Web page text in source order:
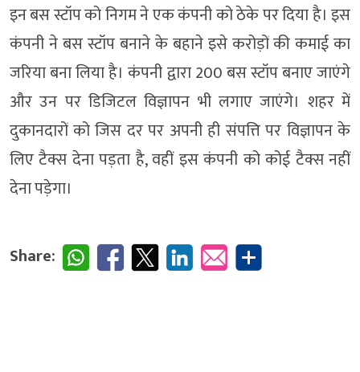
इन बस स्टॉप को निगम ने एक कंपनी को ठेके पर दिया है। इस
कंपनी ने बस स्टॉप बनाने के बहाने इसे करोड़ों की कमाई का
जरिया बना लिया है। कंपनी द्वारा 200 बस स्टॉप बनाए जाएंगे
और उन पर डिजिटल विज्ञापन भी लगाए जाएंगे। शहर में
दुकानदारों को जिस दर पर अपनी ही संपत्ति पर विज्ञापन के
लिए टैक्स देना पड़ता है, वहीं इस कंपनी को कोई टैक्स नहीं
देना पड़ेगा।
Share: